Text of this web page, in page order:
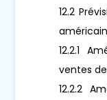
12.2
12.2.1
ventes
12.2.2